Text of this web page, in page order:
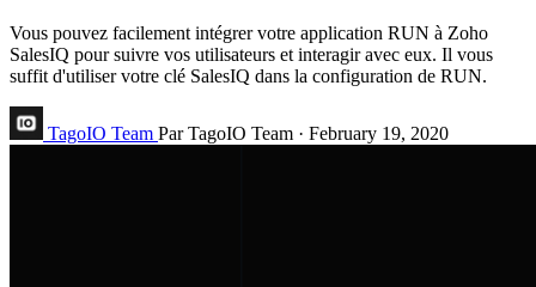
Vous pouvez facilement intégrer votre application RUN à Zoho
SalesIQ pour suivre vos utilisateurs et interagir avec eux. Il vous
suffit d'utiliser votre clé SalesIQ dans la configuration de RUN.
TagoIO Team Par TagoIO Team · February 19, 2020